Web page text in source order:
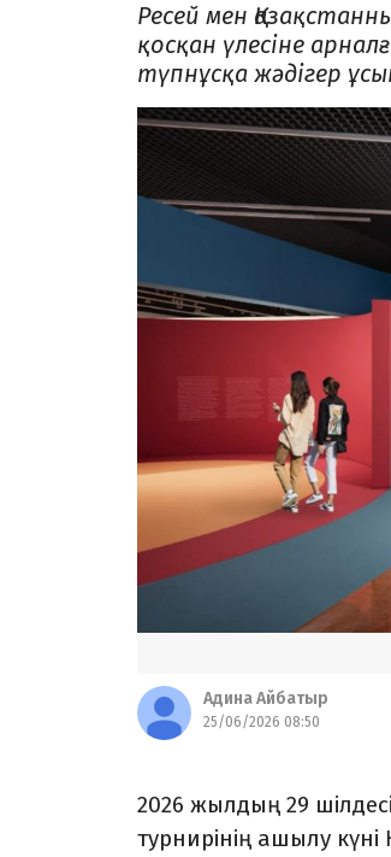
Ресей мен
қосқан үлесіне
түпнұсқа жәдігер
Адина Айбатыр
25/06/2026 08:50
2026 жылдың 29
турнирінің ашылу